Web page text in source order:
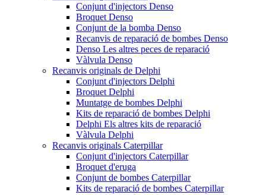
Conjunt d'injectors Denso
Broquet Denso
Conjunt de la bomba Denso
Recanvis de reparació de bombes Denso
Denso Les altres peces de reparació
Vàlvula Denso
Recanvis originals de Delphi
Conjunt d'injectors Delphi
Broquet Delphi
Muntatge de bombes Delphi
Kits de reparació de bombes Delphi
Delphi Els altres kits de reparació
Vàlvula Delphi
Recanvis originals Caterpillar
Conjunt d'injectors Caterpillar
Broquet d'eruga
Conjunt de bombes Caterpillar
Kits de reparació de bombes Caterpillar